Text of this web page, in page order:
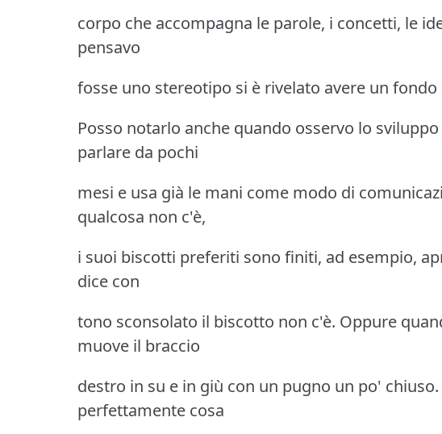
corpo che accompagna le parole, i concetti, le
pensavo
fosse uno stereotipo si è rivelato avere un
Posso notarlo anche quando osservo lo
parlare da pochi
mesi e usa già le mani come modo di
qualcosa non c'è,
i suoi biscotti preferiti sono finiti, ad esempio,
dice con
tono sconsolato il biscotto non c'è. Oppure
muove il braccio
destro in su e in giù con un pugno un po'
perfettamente cosa